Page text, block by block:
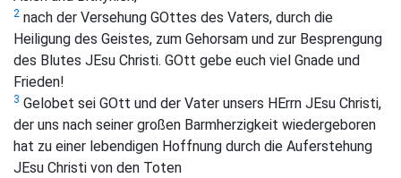
2 nach der Versehung GOttes des Vaters, durch die
Heiligung des Geistes, zum Gehorsam und zur Besprengung
des Blutes JEsu Christi. GOtt gebe euch viel Gnade und
Frieden!
3 Gelobet sei GOtt und der Vater unsers HErrn JEsu Christi,
der uns nach seiner großen Barmherzigkeit wiedergeboren
hat zu einer lebendigen Hoffnung durch die Auferstehung
JEsu Christi von den Toten